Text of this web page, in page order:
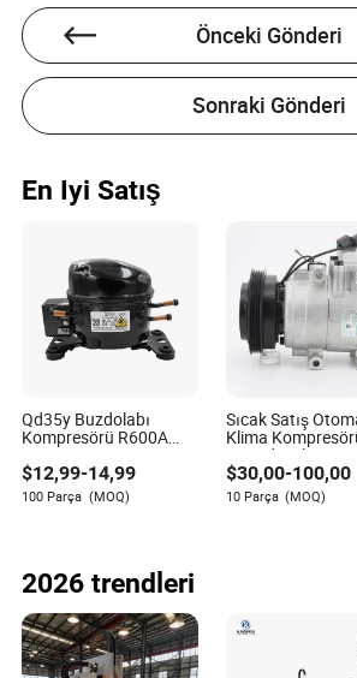
Izaiah Hodge, otomotiv ve yedek
deneyimli bir yazar olup, özellikle
hizmetlerin değerlendirilmesinde
Detaylara olan keskin bakışı ve
tutku ile Izaiah, yıllardır çeşitli
Önceki Gönderi
Sonraki Gönderi
En Iyi Satış
Qd35y Buzdolabı
Kompresörü R600A
Buzdolabı Kompresörü
$12,99-14,99
100 Parça (MOQ)
Sıcak Satış
Klima
Hyundai Elantra
Soğutma Parçaları
Araç Klima
$30,00-100,00
10 Parça (MOQ)
2026 trendleri